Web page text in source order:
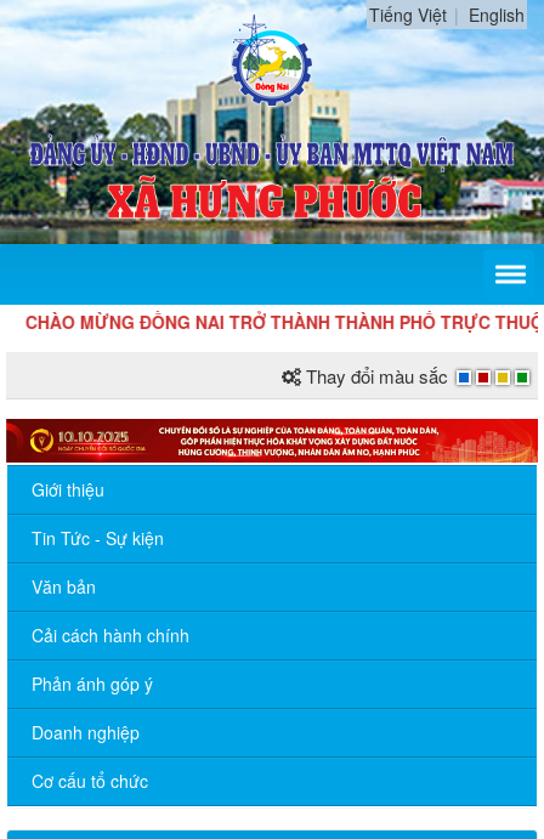
Tiếng Việt English
CHÀO MỪNG ĐỒNG NAI TRỞ THÀNH THÀNH PHỐ TRỰC
Thay đổi màu sắc
Giới thiệu
Tin Tức - Sự kiện
Văn bản
Cải cách hành chính
Phản ánh góp ý
Doanh nghiệp
Cơ cấu tổ chức